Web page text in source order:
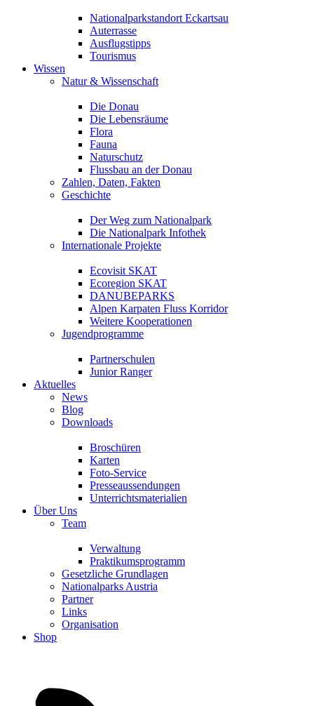
Nationalparkstandort Eckartsau
Auterrasse
Ausflugstipps
Tourismus
Wissen
Natur & Wissenschaft
Die Donau
Die Lebensräume
Flora
Fauna
Naturschutz
Flussbau an der Donau
Zahlen, Daten, Fakten
Geschichte
Der Weg zum Nationalpark
Die Nationalpark Infothek
Internationale Projekte
Ecovisit SKAT
Ecoregion SKAT
DANUBEPARKS
Alpen Karpaten Fluss Korridor
Weitere Kooperationen
Jugendprogramme
Partnerschulen
Junior Ranger
Aktuelles
News
Blog
Downloads
Broschüren
Karten
Foto-Service
Presseaussendungen
Unterrichtsmaterialien
Über Uns
Team
Verwaltung
Praktikumsprogramm
Gesetzliche Grundlagen
Nationalparks Austria
Partner
Links
Organisation
Shop